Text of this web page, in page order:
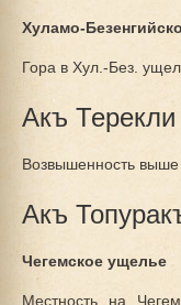
Хуламо-
Гора в Хул.-Без.
Акъ
Возвышенность
Акъ
Чегемское ущелье
Местность на